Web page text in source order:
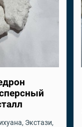
Экстази,